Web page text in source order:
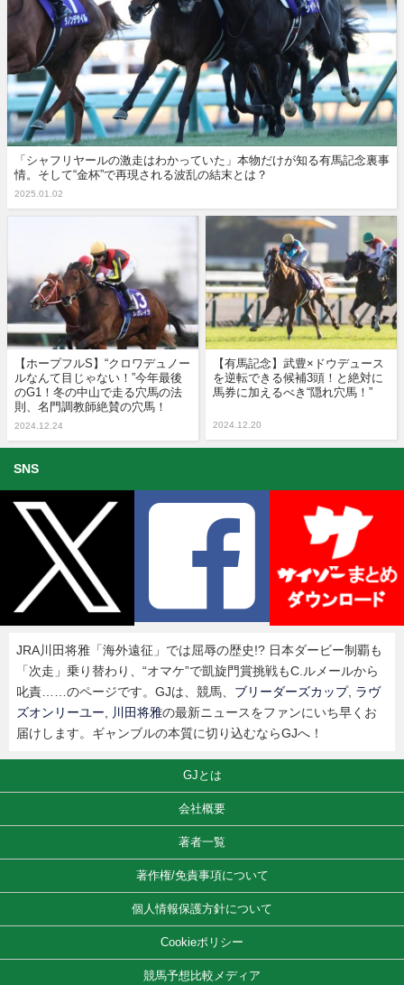
「シャフリヤールの激走はわかっていた」本物だけが知る有馬記念裏事
情。そして“金杯”で再現される波乱の結末とは？
2025.01.02
【ホープフルS】“クロワデュノー
ルなんて目じゃない！”今年最後
のG1！冬の中山で走る穴馬の法
則、名門調教師絶賛の穴馬！
2024.12.24
【有馬記念】武豊×ドウデュース
を逆転できる候補3頭！と絶対に
馬券に加えるべき“隠れ穴馬！”
2024.12.20
SNS
JRA川田将雅「海外遠征」では屈辱の歴史!? 日本ダービー制覇も
「次走」乗り替わり、“オマケ”で凱旋門賞挑戦もC.ルメールから
叱責……のページです。GJは、競馬、 ブリーダーズカップ, ラヴ
ズオンリーユー
川田将雅の最新ニュースをファンにいち早くお
届けします。ギャンブルの本質に切り込むならGJへ！
GJとは
会社概要
著者一覧
著作権/免責事項について
個人情報保護方針について
Cookieポリシー
競馬予想比較メディア